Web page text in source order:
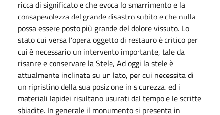
ricca di significato e che evoca lo smarrimento e la
consapevolezza del grande disastro subito e che nulla
possa essere posto più grande del dolore vissuto. Lo
stato cui versa l’opera oggetto di restauro è critico per
cui è necessario un intervento importante, tale da
risanre e conservare la Stele, Ad oggi la stele è
attualmente inclinata su un lato, per cui necessita di
un ripristino della sua posizione in sicurezza, ed i
materiali lapidei risultano usurati dal tempo e le scritte
sbiadite. In generale il monumento si presenta in